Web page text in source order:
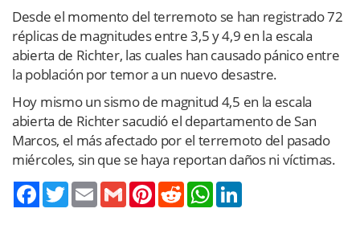
Desde el momento del terremoto se han registrado 72
réplicas de magnitudes entre 3,5 y 4,9 en la escala
abierta de Richter, las cuales han causado pánico entre
la población por temor a un nuevo desastre.
Hoy mismo un sismo de magnitud 4,5 en la escala
abierta de Richter sacudió el departamento de San
Marcos, el más afectado por el terremoto del pasado
miércoles, sin que se haya reportan daños ni víctimas.
TwitterEmail Gmail PinterestReddit WhatsApp